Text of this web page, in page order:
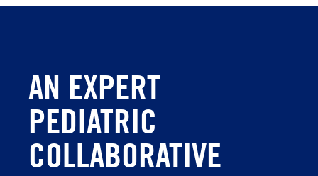
AN EXPERT
PEDIATRIC
COLLABORATIVE